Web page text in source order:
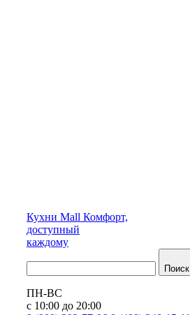
Кухни Mall Комфорт,
доступный
каждому
Поиск
ПН-ВС
с 10:00 до 20:00